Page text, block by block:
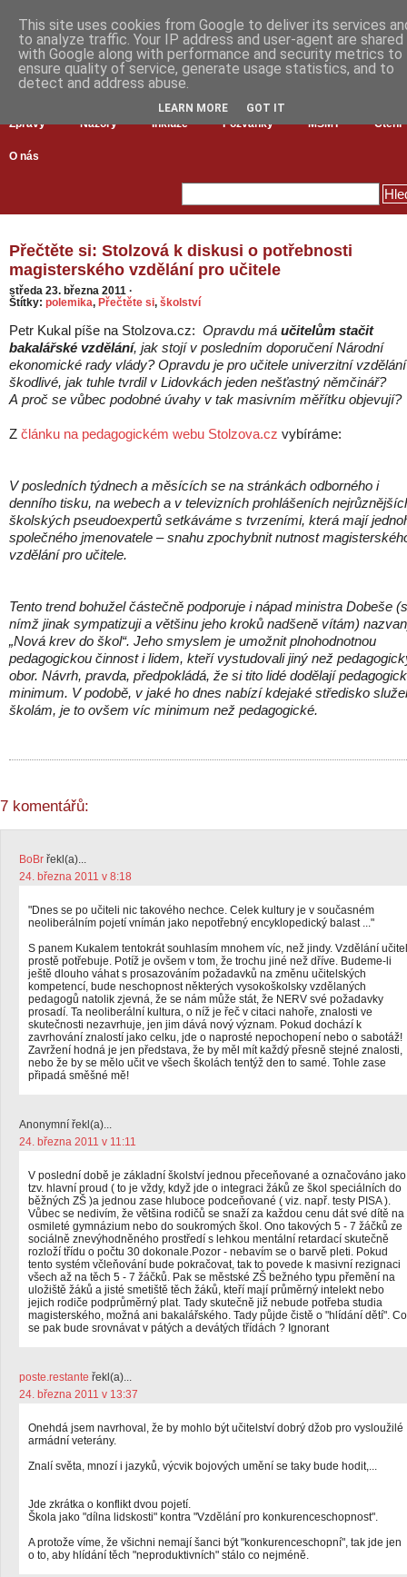
Zprávy Názory Inkluze Pozvánky MŠMT Čtení
O nás
Přečtěte si: Stolzová k diskusi o potřebnosti
magisterského vzdělání pro učitele
středa 23. března 2011 ·
Štítky: polemika, Přečtěte si, školství
Petr Kukal píše na Stolzova.cz: Opravdu má učitelům stačit
bakalářské vzdělání, jak stojí v posledním doporučení Národní
ekonomické rady vlády? Opravdu je pro učitele univerzitní vzdělání
škodlivé, jak tuhle tvrdil v Lidovkách jeden nešťastný němčinář?
A proč se vůbec podobné úvahy v tak masivním měřítku objevují?
Z článku na pedagogickém webu Stolzova.cz vybíráme:
V posledních týdnech a měsících se na stránkách odborného i
denního tisku, na webech a v televizních prohlášeních
školských pseudoexpertů setkáváme s tvrzeními, která mají
společného jmenovatele – snahu zpochybnit nutnost
vzdělání pro učitele.
Tento trend bohužel částečně podporuje i nápad ministra Dobeše (s
nímž jinak sympatizuji a většinu jeho kroků nadšeně vítám)
„Nová krev do škol“. Jeho smyslem je umožnit plnohodnotnou
pedagogickou činnost i lidem, kteří vystudovali jiný než
obor. Návrh, pravda, předpokládá, že si tito lidé dodělají
minimum. V podobě, v jaké ho dnes nabízí kdejaké středisko
školám, je to ovšem víc minimum než pedagogické.
7 komentářů:
BoBr řekl(a)...
24. března 2011 v 8:18
"Dnes se po učiteli nic takového nechce. Celek kultury je v současném
neoliberálním pojetí vnímán jako nepotřebný encyklopedický balast ..."
S panem Kukalem tentokrát souhlasím mnohem víc, než jindy. Vzdělání učitel
prostě potřebuje. Potíž je ovšem v tom, že trochu jiné než dříve. Budeme-li
ještě dlouho váhat s prosazováním požadavků na změnu učitelských
kompetencí, bude neschopnost některých vysokoškolsky vzdělaných
pedagogů natolik zjevná, že se nám může stát, že NERV své požadavky
prosadí. Ta neoliberální kultura, o níž je řeč v citaci nahoře, znalosti ve
skutečnosti nezavrhuje, jen jim dává nový význam. Pokud dochází k
zavrhování znalostí jako celku, jde o naprosté nepochopení nebo o sabotáž!
Zavržení hodná je jen představa, že by měl mít každý přesně stejné znalosti,
nebo že by se mělo učit ve všech školách tentýž den to samé. Tohle zase
připadá směšné mě!
Anonymní řekl(a)...
24. března 2011 v 11:11
V poslední době je základní školství jednou přeceňované a označováno jako
tzv. hlavní proud ( to je vždy, když jde o integraci žáků ze škol speciálních do
běžných ZŠ )a jednou zase hluboce podceňované ( viz. např. testy PISA ).
Vůbec se nedivím, že většina rodičů se snaží za každou cenu dát své dítě na
osmileté gymnázium nebo do soukromých škol. Ono takových 5 - 7 žáčků ze
sociálně znevýhodněného prostředí s lehkou mentální retardací skutečně
rozloží třídu o počtu 30 dokonale.Pozor - nebavím se o barvě pleti. Pokud
tento systém včleňování bude pokračovat, tak to povede k masivní rezignaci
všech až na těch 5 - 7 žáčků. Pak se městské ZŠ bežného typu přemění na
uložiště žáků a jisté smetiště těch žáků, kteří mají průměrný intelekt nebo
jejich rodiče podprůměrný plat. Tady skutečně již nebude potřeba studia
magisterského, možná ani bakalářského. Tady půjde čistě o "hlídání dětí". Co
se pak bude srovnávat v pátých a devátých třídách ? Ignorant
poste.restante řekl(a)...
24. března 2011 v 13:37
Onehdá jsem navrhoval, že by mohlo být učitelství dobrý džob pro vysloužilé
armádní veterány.
Znalí světa, mnozí i jazyků, výcvik bojových umění se taky bude hodit,...
Jde zkrátka o konflikt dvou pojetí.
Škola jako "dílna lidskosti" kontra "Vzdělání pro konkurenceschopnost".
A protože víme, že všichni nemají šanci být "konkurenceschopní", tak jde jen
o to, aby hlídání těch "neproduktivních" stálo co nejméně.
This site uses cookies from Google to deliver its services
to analyze traffic. Your IP address and user-agent are shared
with Google along with performance and security metrics to
ensure quality of service, generate usage statistics, and to
detect and address abuse.
LEARN MORE GOT IT